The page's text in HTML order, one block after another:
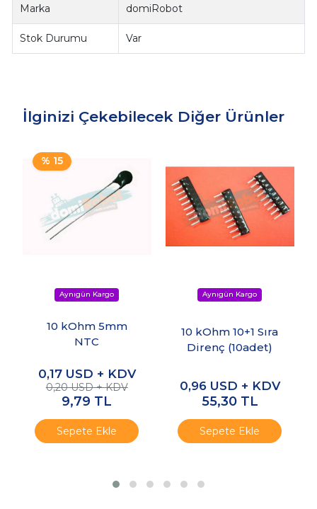
Marka domiRobot
Stok Durumu Var
İlginizi Çekebilecek Diğer Ürünler
% 15
10 kOhm 5mm
NTC
0,17 USD + KDV
0,20 USD + KDV
9,79 TL
Sepete Ekle
10 kOhm 10+1 Sıra
Direnç (10adet)
0,96 USD + KDV
55,30 TL
Sepete Ekle